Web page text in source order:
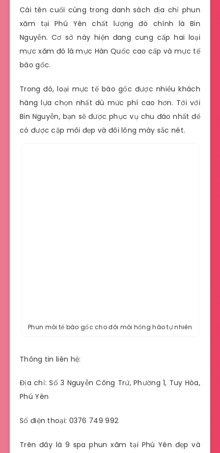
Cái tên cuối cùng trong danh sách địa chỉ phun
xăm tại Phú Yên chất lượng đó chính là Bin
Nguyễn. Cơ sở này hiện đang cung cấp hai loại
mực xăm đó là mực Hàn Quốc cao cấp và mực tế
bào gốc.
Trong đó, loại mực tế bào gốc được nhiều khách
hàng lựa chọn nhất dù mức phí cao hơn. Tới với
Bin Nguyễn, bạn sẽ được phục vụ chu đáo nhất để
có được cặp môi đẹp và đôi lông mày sắc nét.
Phun môi tế bào gốc cho đôi môi hồng hào tự nhiên
Thông tin liên hệ:
Địa chỉ: Số 3 Nguyễn Công Trứ, Phường 1, Tuy Hòa,
Phú Yên
Số điện thoại: 0376 749 992
Trên đây là 9 spa phun xăm tại Phú Yên đẹp và